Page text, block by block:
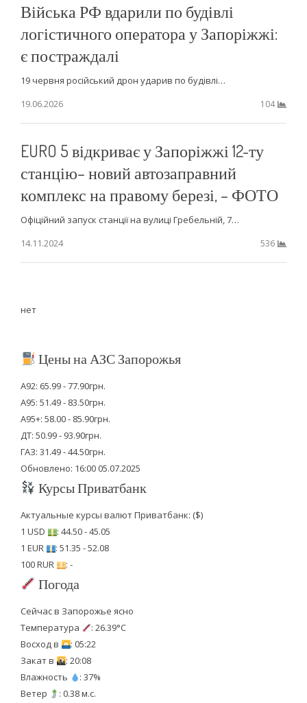
Війська РФ вдарили по будівлі
логістичного оператора у Запоріжжі:
є постраждалі
19 червня російський дрон ударив по будівлі…
19.06.2026
104
EURO 5 відкриває у Запоріжжі 12-ту
станцію– новий автозаправний
комплекс на правому березі, – ФОТО
Офіційний запуск станції на вулиці Гребельній, 7…
14.11.2024
536
нет
Цены на АЗС Запорожья
А92: 65.99 - 77.90грн.
А95: 51.49 - 83.50грн.
А95+: 58.00 - 85.90грн.
ДТ: 50.99 - 93.90грн.
ГАЗ: 31.49 - 44.50грн.
Обновлено: 16:00 05.07.2025
Курсы Приватбанк
Актуальные курсы валют Приватбанк: ($)
1 USD
: 44.50 - 45.05
1 EUR
: 51.35 - 52.08
100 RUR
: -
Погода
Сейчас в Запорожье ясно
Температура
: 26.39°C
Восход в
: 05:22
Закат в
: 20:08
Влажность
: 37%
Ветер
: 0.38 м.с.